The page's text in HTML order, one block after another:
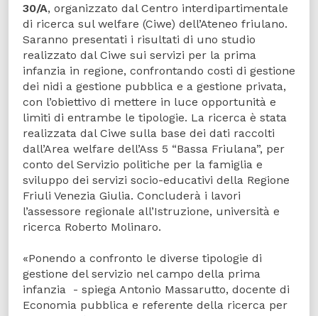
30/A, organizzato dal Centro interdipartimentale
di ricerca sul welfare (Ciwe) dell’Ateneo friulano.
Saranno presentati i risultati di uno studio
realizzato dal Ciwe sui servizi per la prima
infanzia in regione, confrontando costi di gestione
dei nidi a gestione pubblica e a gestione privata,
con l’obiettivo di mettere in luce opportunità e
limiti di entrambe le tipologie. La ricerca è stata
realizzata dal Ciwe sulla base dei dati raccolti
dall’Area welfare dell’Ass 5 “Bassa Friulana”, per
conto del Servizio politiche per la famiglia e
sviluppo dei servizi socio-educativi della Regione
Friuli Venezia Giulia. Concluderà i lavori
l’assessore regionale all’Istruzione, università e
ricerca Roberto Molinaro.
«Ponendo a confronto le diverse tipologie di
gestione del servizio nel campo della prima
infanzia - spiega Antonio Massarutto, docente di
Economia pubblica e referente della ricerca per